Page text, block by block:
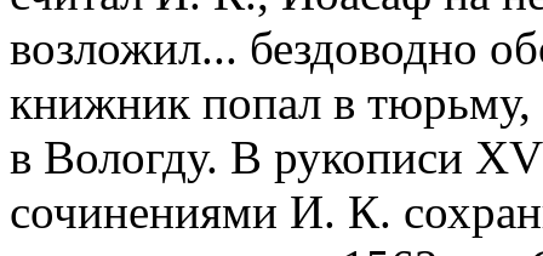
возложил... бездоводно
книжник попал в тюрьму,
в Вологду. В рукописи
сочинениями И. К.